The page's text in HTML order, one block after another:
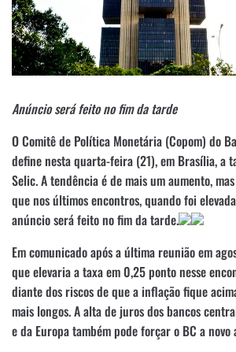
Anúncio será feito no fim da tarde
O Comitê de Política Monetária (Copom) do
define nesta quarta-feira (21), em Brasília, a
Selic. A tendência é de mais um aumento,
que nos últimos encontros, quando foi
anúncio será feito no fim da tarde.
Em comunicado após a última reunião em
que elevaria a taxa em 0,25 ponto nesse
diante dos riscos de que a inflação fique
mais longos. A alta de juros dos bancos
e da Europa também pode forçar o BC a novo